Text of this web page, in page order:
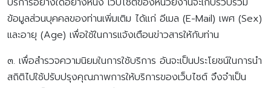
ข้อมูลส่วนบุคคลของท่านเพิ่มเติม ได้แก่ อีเมล (E-Mail) เพศ (Sex)
และอายุ (Age) เพื่อใช้ในการแจ้งเตือนข่าวสารให้กับท่าน
๓. เพื่อสำรวจความนิยมในการใช้บริการ อันจะเป็นประโยชน์ในการนำ
สถิติไปใช้ปรับปรุงคุณภาพการให้บริการของเว็บไซต์ จึงจำเป็น